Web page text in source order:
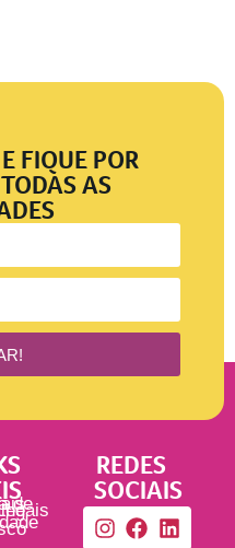
FIQUE POR
AS
de
REDES
SOCIAIS